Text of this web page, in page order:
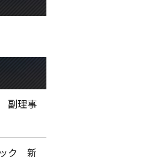
副理事
ク 新